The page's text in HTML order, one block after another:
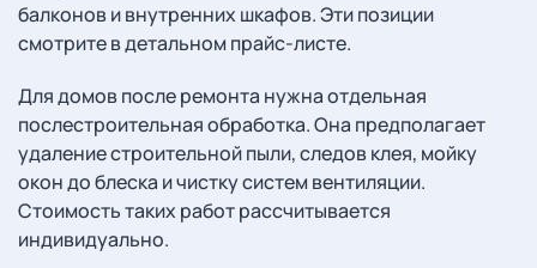
балконов и внутренних шкафов. Эти позиции
смотрите в детальном прайс-листе.
Для домов после ремонта нужна отдельная
послестроительная обработка. Она предполагает
удаление строительной пыли, следов клея, мойку
окон до блеска и чистку систем вентиляции.
Стоимость таких работ рассчитывается
индивидуально.